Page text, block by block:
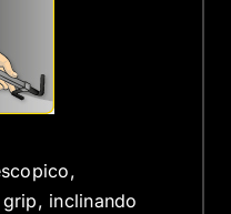
inclinando